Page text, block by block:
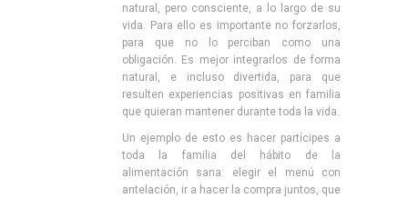
natural, pero consciente, a lo largo de su
vida. Para ello es importante no forzarlos,
para que no lo perciban como una
obligación. Es mejor integrarlos de forma
natural, e incluso divertida, para que
resulten experiencias positivas en familia
que quieran mantener durante toda la vida.
Un ejemplo de esto es hacer partícipes a
toda la familia del hábito de la
alimentación sana: elegir el menú con
antelación, ir a hacer la compra juntos, que